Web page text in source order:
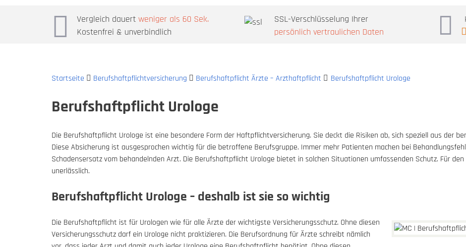
Vergleich dauert weniger als 60 Sek.
Kostenfrei & unverbindlich
SSL-Verschlüsselung Ihrer
persönlich vertraulichen Daten
Startseite Berufshaftpflichtversicherung Berufshaftpflicht Ärzte – Arzthaftpflicht Berufshaftpflicht Urologe
Berufshaftpflicht Urologe
Die Berufshaftpflicht Urologe ist eine besondere Form der Haftpflichtversicherung. Sie deckt die Risiken ab, sich speziell aus der
Diese Absicherung ist ausgesprochen wichtig für die betroffene Berufsgruppe. Immer mehr Patienten machen bei
Schadensersatz vom behandelnden Arzt. Die Berufshaftpflicht Urologe bietet in solchen Situationen umfassenden Schutz. Für
unerlässlich.
Berufshaftpflicht Urologe – deshalb ist sie so wichtig
Die Berufshaftpflicht ist für Urologen wie für alle Ärzte der wichtigste Versicherungsschutz. Ohne diesen
Versicherungsschutz darf ein Urologe nicht praktizieren. Die Berufsordnung für Ärzte schreibt nämlich